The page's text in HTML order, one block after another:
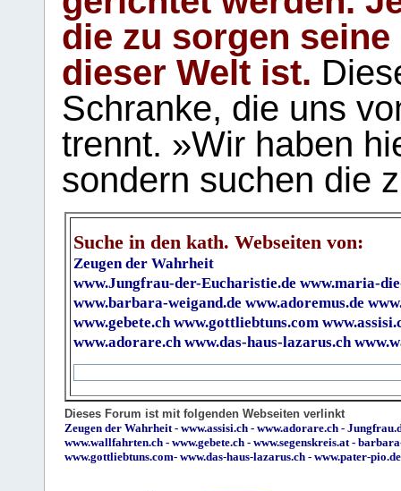
die zu sorgen
dieser Welt ist.
Schranke, die uns
trennt. »Wir haben
sondern suchen die
Suche in den kath. Webseiten von:
Zeugen der Wahrheit
www.Jungfrau-der-Eucharistie.de www.maria-
www.barbara-weigand.de www.adoremus.de
www.gebete.ch www.gottliebtuns.com
www.adorare.ch www.das-haus-lazarus.ch
Dieses Forum ist mit folgenden Webseiten verlinkt
Zeugen der Wahrheit - www.assisi.ch - www.adorare.ch -
www.wallfahrten.ch - www.gebete.ch - www.segenskreis.at -
www.gottliebtuns.com- www.das-haus-lazarus.ch - www.pater-pio.de